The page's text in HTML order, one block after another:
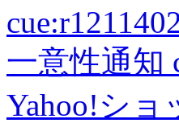
一意性通知
Yahoo!シ